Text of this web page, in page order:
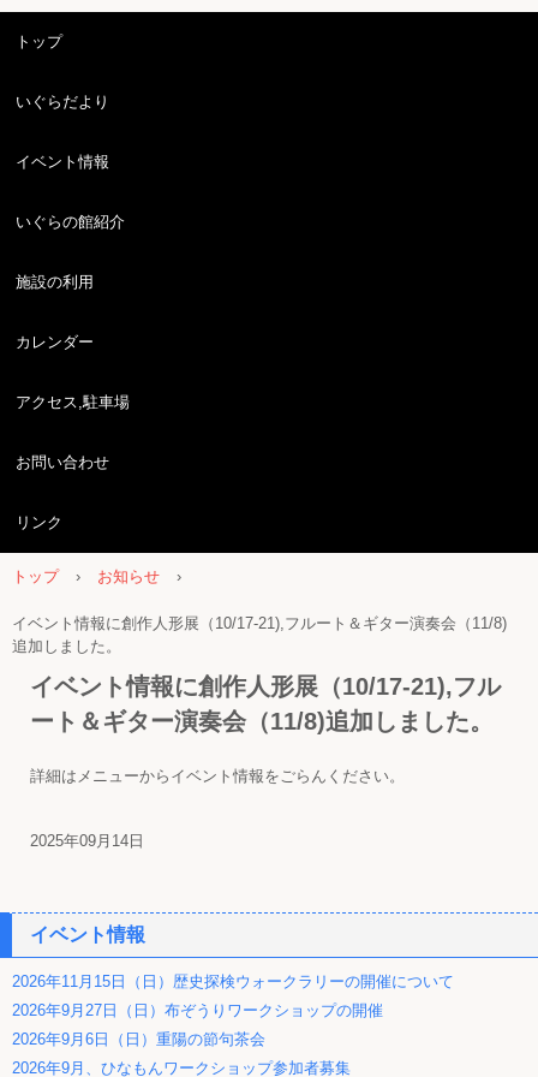
トップ
いぐらだより
イベント情報
いぐらの館紹介
施設の利用
カレンダー
アクセス,駐車場
お問い合わせ
リンク
トップ › お知らせ ›
イベント情報に創作人形展（10/17-21),フルート＆ギター演奏会（11/8)
追加しました。
イベント情報に創作人形展（10/17-21),フル
ート＆ギター演奏会（11/8)追加しました。
詳細はメニューからイベント情報をごらんください。
2025年09月14日
イベント情報
2026年11月15日（日）歴史探検ウォークラリーの開催について
2026年9月27日（日）布ぞうりワークショップの開催
2026年9月6日（日）重陽の節句茶会
2026年9月、ひなもんワークショップ参加者募集